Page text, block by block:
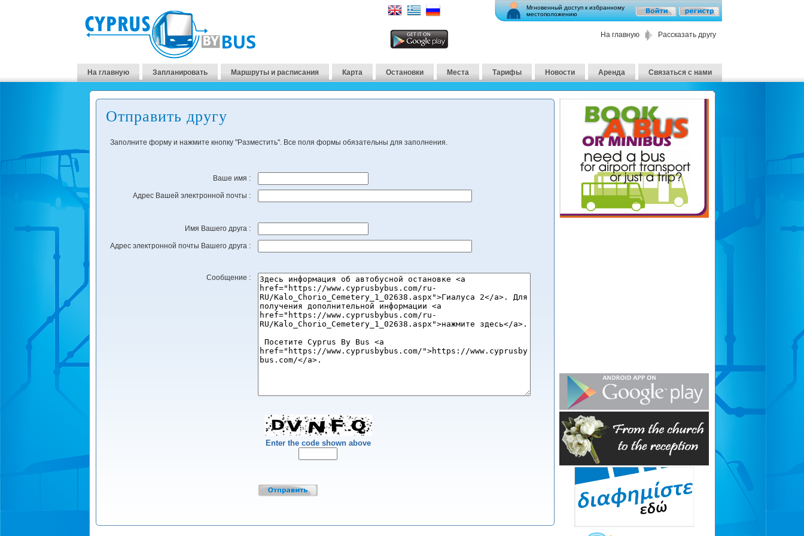
Мгновенный доступ к избранному
местоположению
На главную Рассказать другу
На главную Запланировать Маршруты и расписания Карта Остановки Места Тарифы Новости Аренда Связаться с нами
Отправить другу
Заполните форму и нажмите кнопку "Разместить". Все поля формы обязательны для заполнения.
Ваше имя :
Адрес Вашей электронной почты :
Имя Вашего друга :
Адрес электронной почты Вашего друга :
Сообщение :
Enter the code shown above